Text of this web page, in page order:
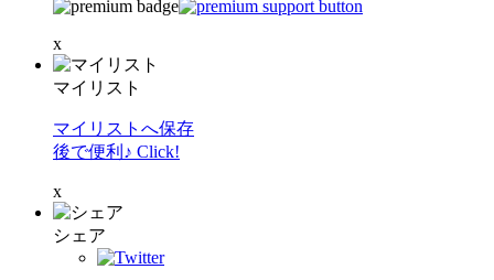
x
マイリスト
マイリストへ保存
後で便利♪ Click!
x
シェア